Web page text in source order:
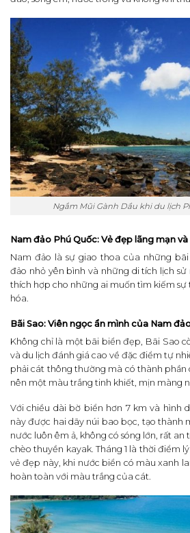
Ngắm Mũi Gành Dầu khi du lịch
Nam đảo Phú Quốc: Vẻ đẹp lãng mạn
Nam đảo là sự giao thoa của những
đảo nhỏ yên bình và những di tích lịch
thích hợp cho những ai muốn tìm kiếm sự
hóa.
Bãi Sao: Viên ngọc ẩn mình của Nam
Không chỉ là một bãi biển đẹp, Bãi Sao
và du lịch đánh giá cao về đặc điểm tự
phải cát thông thường mà có thành phần
nên một màu trắng tinh khiết, mịn màng
Với chiều dài bờ biển hơn 7 km và hình
này được hai dãy núi bao bọc, tạo thành
nước luôn êm ả, không có sóng lớn, rất
chèo thuyền kayak. Tháng 1 là thời điểm
vẻ đẹp này, khi nước biển có màu xanh
hoàn toàn với màu trắng của cát.